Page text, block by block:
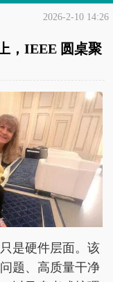
2026-2-10 14:26
，IEEE 圆桌聚
是硬件层面。该
题、高质量干净